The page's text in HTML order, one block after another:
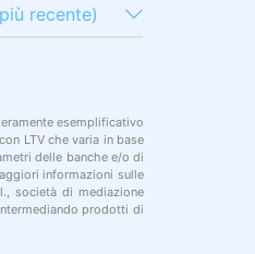
recente)
esemplificativo
LTV che varia in base
delle banche e/o di
informazioni sulle
società di mediazione
prodotti di